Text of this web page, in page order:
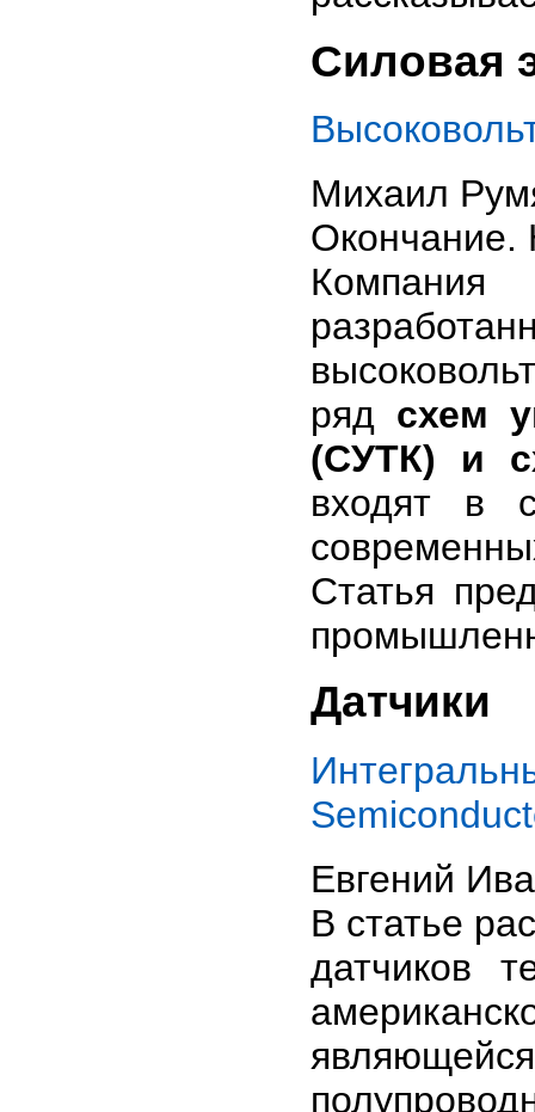
Силовая
Михаил
Окончание.
ряд схем
(СУТК) и
входят в
Статья
Датчики
Евгений
В статье
датчиков